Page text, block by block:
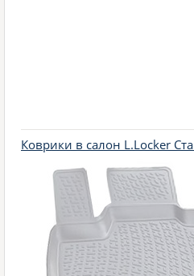
Коврики в салон L.Locker